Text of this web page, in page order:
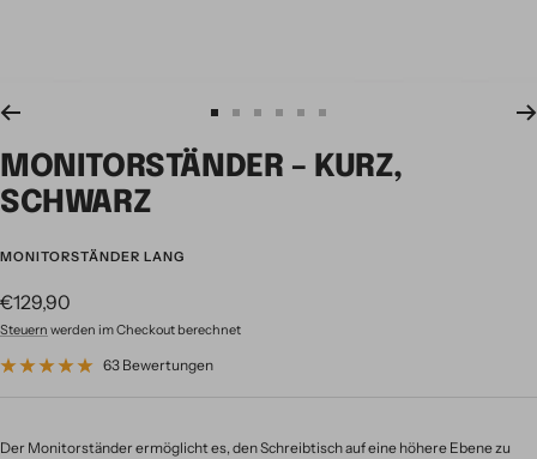
Zur
1
Zur
2
Zur
3
Zur
4
Zur
5
Zur
6
MONITORSTÄNDER – KURZ,
SCHWARZ
MONITORSTÄNDER LANG
Angebotspreis
€129,90
Steuern werden im Checkout berechnet
63 Bewertungen
Der Monitorständer ermöglicht es, den Schreibtisch auf eine höhere Ebene zu